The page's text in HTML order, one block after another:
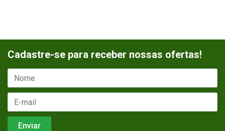
Cadastre-se para receber nossas ofertas!